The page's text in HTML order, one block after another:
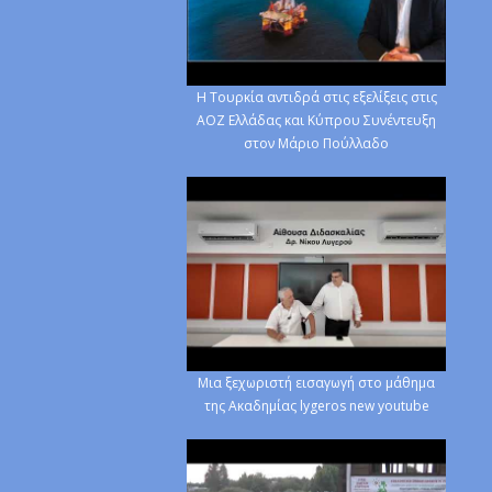
H Τουρκία αντιδρά στις εξελίξεις στις
ΑΟΖ Ελλάδας και Κύπρου Συνέντευξη
στον Μάριο Πούλλαδο
Μια ξεχωριστή εισαγωγή στο μάθημα
της Ακαδημίας lygeros new youtube